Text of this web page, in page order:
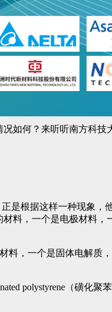
如何？来听听南方科
是根据这样一种现象
料，一个是电极材料
料，一个是固体电解质
polystyrene（磺化